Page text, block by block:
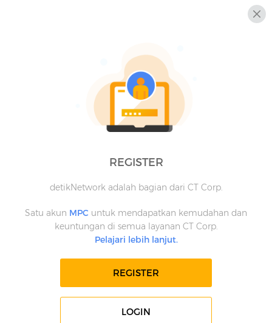
REGISTER
detikNetwork adalah bagian dari CT Corp.
Satu akun MPC untuk mendapatkan kemudahan dan
keuntungan di semua layanan CT Corp.
Pelajari lebih lanjut.
REGISTER
LOGIN